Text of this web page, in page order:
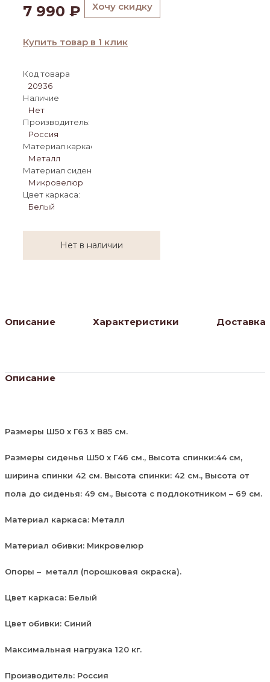
7 990 ₽ Хочу скидку
Купить товар в 1 клик
Код товара
20936
Наличие
Нет
Производитель:
Россия
Материал каркаса:
Металл
Материал сиденья:
Микровелюр
Цвет каркаса:
Белый
Нет в наличии
Описание Характеристики Доставка
Описание
Размеры Ш50 х Г63 х В85 см.
Размеры сиденья Ш50 х Г46 см., Высота спинки:44 см,
ширина спинки 42 см. Высота спинки: 42 см., Высота от
пола до сиденья: 49 см., Высота с подлокотником – 69 см.
Материал каркаса: Металл
Материал обивки: Микровелюр
Опоры – металл (порошковая окраска).
Цвет каркаса: Белый
Цвет обивки: Синий
Максимальная нагрузка 120 кг.
Производитель: Россия